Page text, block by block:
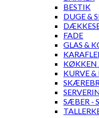
BESTIK
DUGE &
FADE
GLAS &
KØKKEN
KURVE &
SÆBER -